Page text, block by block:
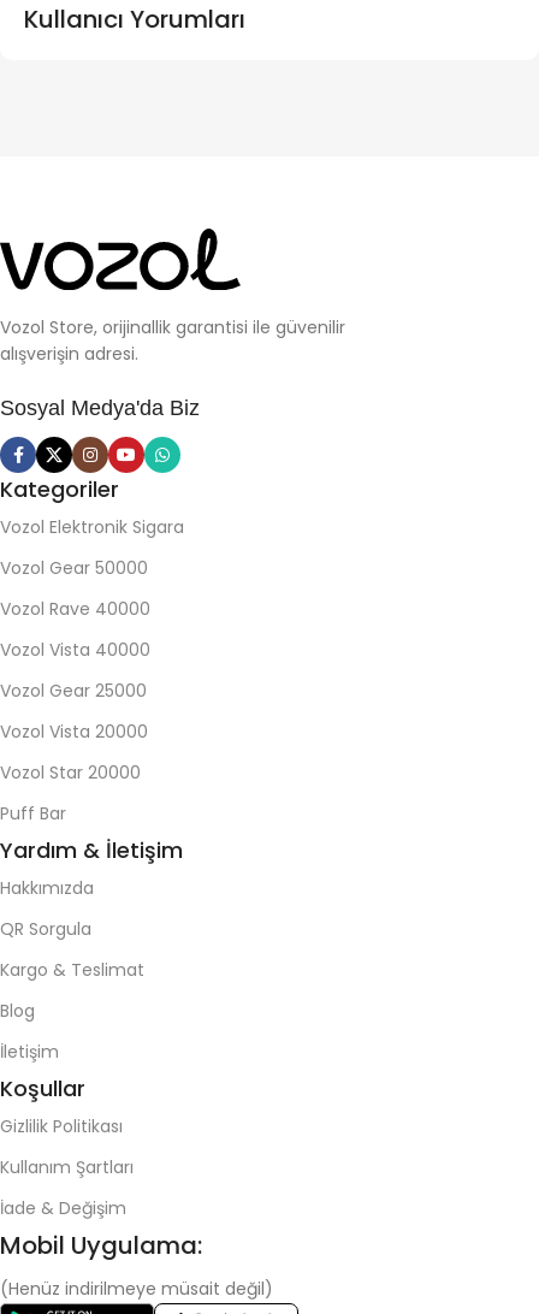
Kullanıcı Yorumları
Vozol Store, orijinallik garantisi ile güvenilir
alışverişin adresi.
Sosyal Medya'da Biz
Kategoriler
Vozol Elektronik Sigara
Vozol Gear 50000
Vozol Rave 40000
Vozol Vista 40000
Vozol Gear 25000
Vozol Vista 20000
Vozol Star 20000
Puff Bar
Yardım & İletişim
Hakkımızda
QR Sorgula
Kargo & Teslimat
Blog
İletişim
Koşullar
Gizlilik Politikası
Kullanım Şartları
İade & Değişim
Mobil Uygulama:
(Henüz indirilmeye müsait değil)